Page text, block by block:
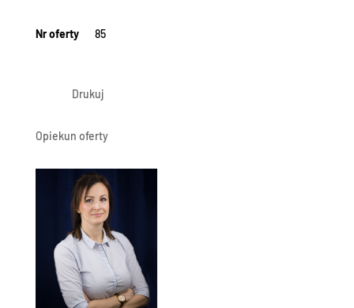
Nr oferty 85
Drukuj
Opiekun oferty